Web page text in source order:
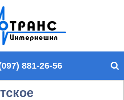
п
881-26-56